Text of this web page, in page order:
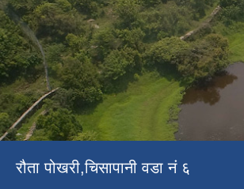
रौता पोखरी,चिसापानी वडा नं ६
ओडारे झरना
माझखर्क